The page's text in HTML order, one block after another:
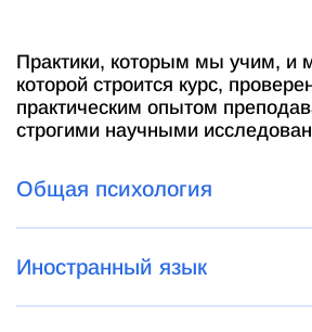
Практики, которым мы учим, и
которой строится курс,
практическим опытом
строгими научными
Общая психология
Иностранный язык